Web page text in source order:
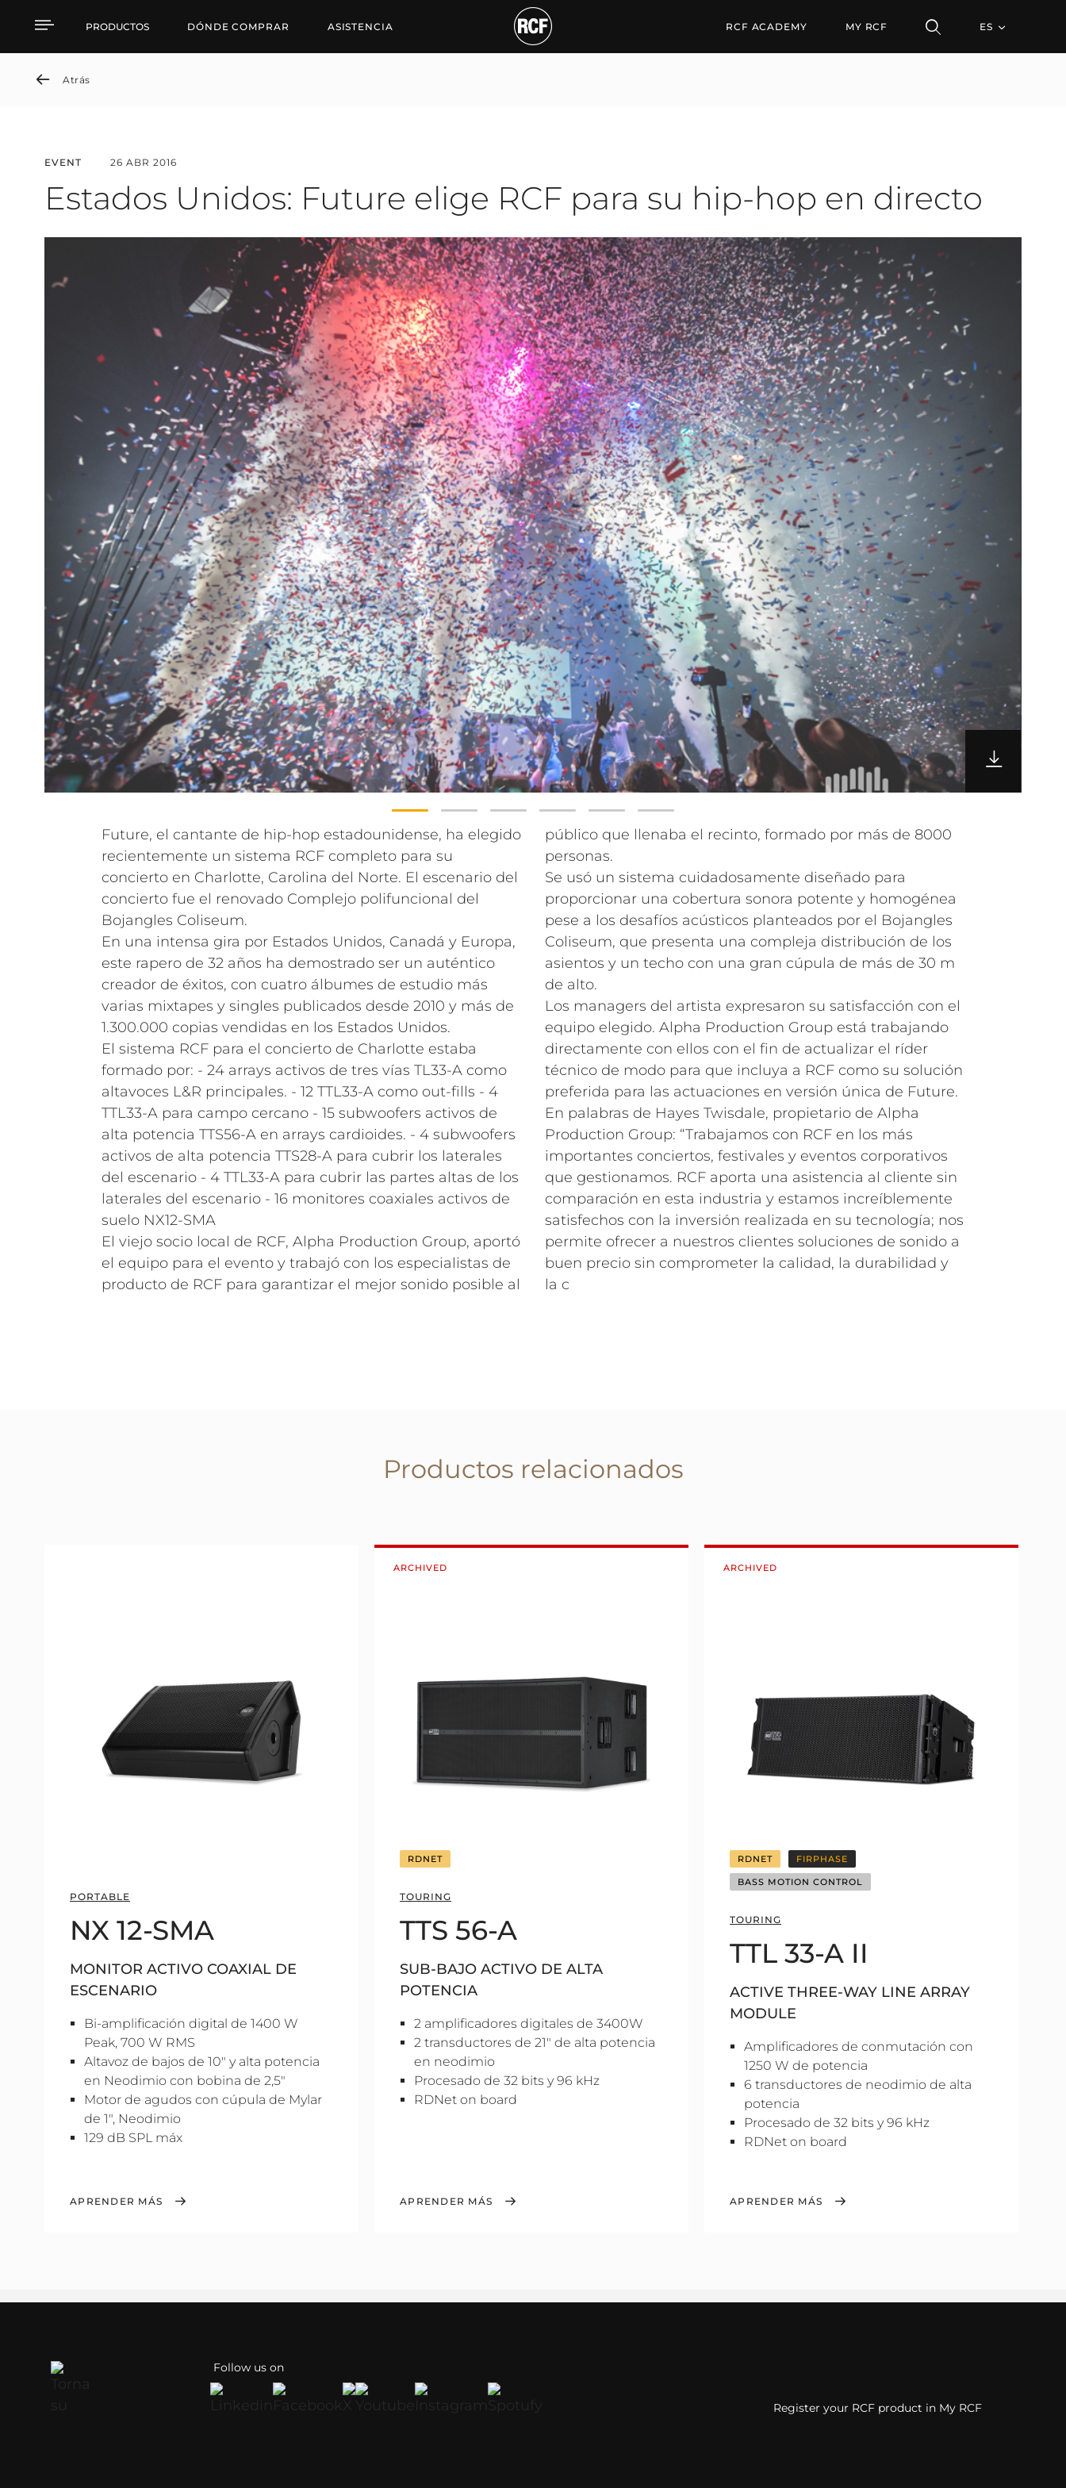
Estados Unidos: Future elige RCF para su hip-hop en directo
PRODUCTOS DÓNDE COMPRAR ASISTENCIA RCF ACADEMY MY RCF ES
Atrás
EVENT 26 ABR 2016
Estados Unidos: Future elige RCF para su hip-hop en directo
Future, el cantante de hip-hop estadounidense, ha elegido
recientemente un sistema RCF completo para su
concierto en Charlotte, Carolina del Norte. El escenario del
concierto fue el renovado Complejo polifuncional del
Bojangles Coliseum.
En una intensa gira por Estados Unidos, Canadá y Europa,
este rapero de 32 años ha demostrado ser un auténtico
creador de éxitos, con cuatro álbumes de estudio más
varias mixtapes y singles publicados desde 2010 y más de
1.300.000 copias vendidas en los Estados Unidos.
El sistema RCF para el concierto de Charlotte estaba
formado por: - 24 arrays activos de tres vías TL33-A como
altavoces L&R principales. - 12 TTL33-A como out-fills - 4
TTL33-A para campo cercano - 15 subwoofers activos de
alta potencia TTS56-A en arrays cardioides. - 4 subwoofers
activos de alta potencia TTS28-A para cubrir los laterales
del escenario - 4 TTL33-A para cubrir las partes altas de los
laterales del escenario - 16 monitores coaxiales activos de
suelo NX12-SMA
El viejo socio local de RCF, Alpha Production Group, aportó
el equipo para el evento y trabajó con los especialistas de
producto de RCF para garantizar el mejor sonido posible al
público que llenaba el recinto, formado por más de 8000
personas.
Se usó un sistema cuidadosamente diseñado para
proporcionar una cobertura sonora potente y homogénea
pese a los desafíos acústicos planteados por el Bojangles
Coliseum, que presenta una compleja distribución de los
asientos y un techo con una gran cúpula de más de 30 m
de alto.
Los managers del artista expresaron su satisfacción con el
equipo elegido. Alpha Production Group está trabajando
directamente con ellos con el fin de actualizar el ríder
técnico de modo para que incluya a RCF como su solución
preferida para las actuaciones en versión única de Future.
En palabras de Hayes Twisdale, propietario de Alpha
Production Group: “Trabajamos con RCF en los más
importantes conciertos, festivales y eventos corporativos
que gestionamos. RCF aporta una asistencia al cliente sin
comparación en esta industria y estamos increíblemente
satisfechos con la inversión realizada en su tecnología; nos
permite ofrecer a nuestros clientes soluciones de sonido a
buen precio sin comprometer la calidad, la durabilidad y
la c
Productos relacionados
PORTABLE
NX 12-SMA
MONITOR ACTIVO COAXIAL DE
ESCENARIO
Bi-amplificación digital de 1400 W
Peak, 700 W RMS
Altavoz de bajos de 10" y alta potencia
en Neodimio con bobina de 2,5"
Motor de agudos con cúpula de Mylar
de 1", Neodimio
129 dB SPL máx
APRENDER MÁS
ARCHIVED
RDNET
TOURING
TTS 56-A
SUB-BAJO ACTIVO DE ALTA
POTENCIA
2 amplificadores digitales de 3400W
2 transductores de 21" de alta potencia
en neodimio
Procesado de 32 bits y 96 kHz
RDNet on board
APRENDER MÁS
ARCHIVED
RDNET FIRPHASE
BASS MOTION CONTROL
TOURING
TTL 33-A II
ACTIVE THREE-WAY LINE ARRAY
MODULE
Amplificadores de conmutación con
1250 W de potencia
6 transductores de neodimio de alta
potencia
Procesado de 32 bits y 96 kHz
RDNet on board
APRENDER MÁS
Follow us on
Register your RCF product in My RCF